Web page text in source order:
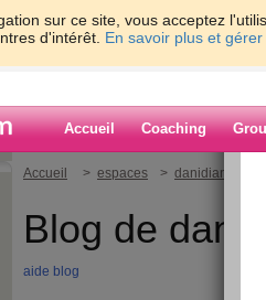
sur ce site, vous acceptez
d'intérêt. En savoir plus et
Accueil Coaching
Accueil > espaces > danidiane
Blog de
aide blog